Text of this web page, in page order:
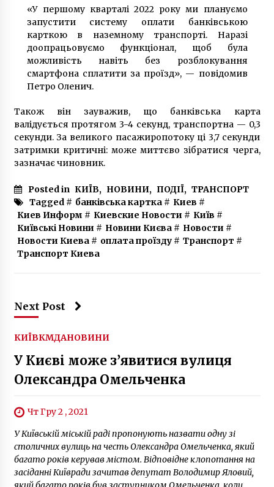
«У першому кварталі 2022 року ми плануємо
запустити систему оплати банківською
карткою в наземному транспорті. Наразі
доопрацьовуємо функціонал, щоб була
можливість навіть без розблокування
смартфона сплатити за проїзд», — повідомив
Петро Оленич.
Також він зауважив, що банківська карта
валідується протягом 3-4 секунд, транспортна — 0,3
секунди. За великого пасажиропотоку ці 3,7 секунди
затримки критичні: може миттєво зібратися черга,
зазначає чиновник.
Posted in КИЇВ, НОВИНИ, ПОДІЇ, ТРАНСПОРТ
Tagged # банківська картка# Киев #
Киев Информ # Киевские Новости # Київ #
Київські Новини # Новини Києва# Новости #
Новости Киева# оплата проїзду# Транспорт #
Транспорт Киева
Next Post
КИЇВКМДАНОВИНИ
У Києві може з’явитися вулиця
Олександра Омельченка
Чт Гру 2 , 2021
У Київській міській раді пропонують назвати одну зі
столичних вулиць на честь Олександра Омельченка, який
багато років керував містом. Відповідне клопотання на
засіданні Київради зачитав депутат Володимир Яловий,